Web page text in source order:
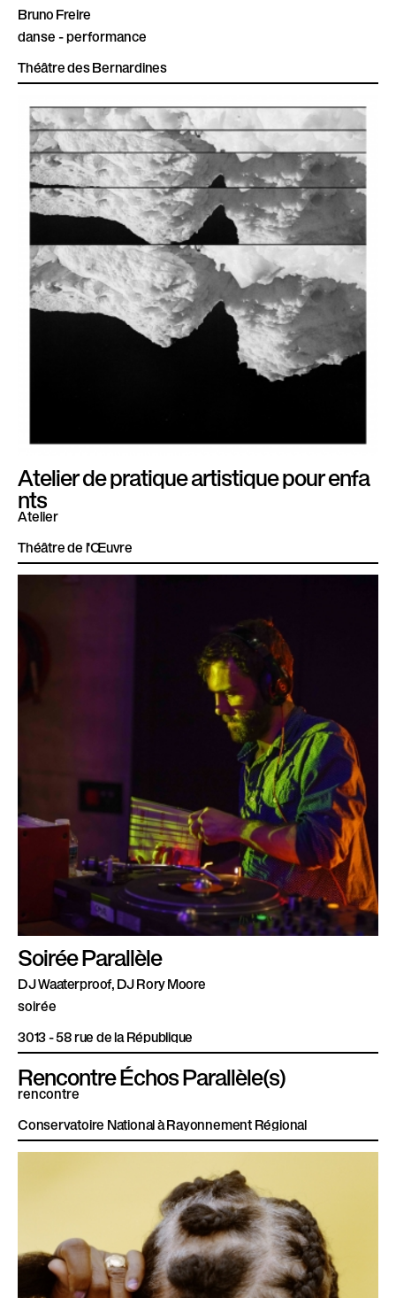
Bruno Freire
danse - performance
Théâtre des Bernardines
Atelier de pratique artistique pour enfa
nts
Atelier
Théâtre de l'Œuvre
Soirée Parallèle
DJ Waaterproof, DJ Rory Moore
soirée
3013 - 58 rue de la République
Rencontre Échos Parallèle(s)
rencontre
Conservatoire National à Rayonnement Régional